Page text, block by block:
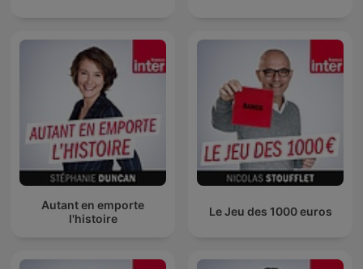
Autant en emporte
l'histoire
Le Jeu des 1000 euros